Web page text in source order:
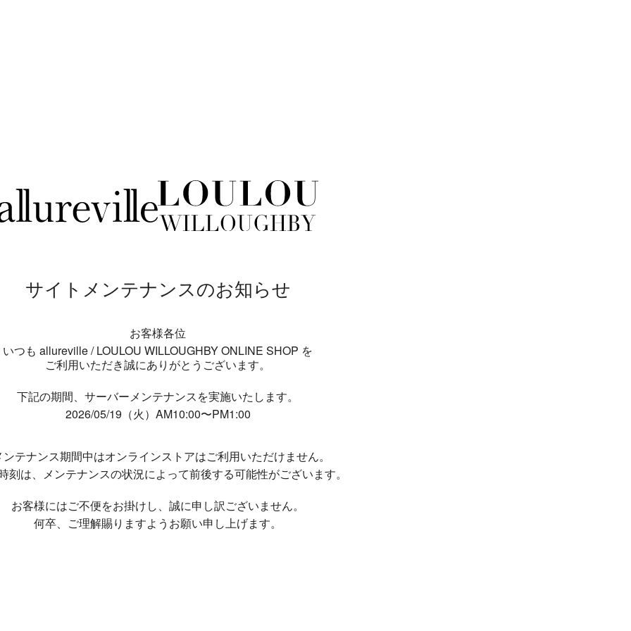
サイトメンテナンスのお知らせ
お客様各位
いつも allureville / LOULOU WILLOUGHBY ONLINE SHOP を
ご利用いただき誠にありがとうございます。
下記の期間、サーバーメンテナンスを実施いたします。
2026/05/19（火）AM10:00〜PM1:00
ンテナンス期間中はオンラインストアはご利用いただけません。
刻は、メンテナンスの状況によって前後する可能性がございます。
お客様にはご不便をお掛けし、 誠に申し訳ございません。
何卒、ご理解賜りますようお願い申し上げます。